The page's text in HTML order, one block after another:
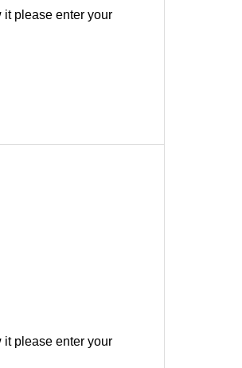
it please enter your
it please enter your